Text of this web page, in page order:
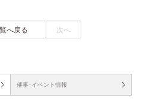
へ戻る 次へ
催事･イベント情報